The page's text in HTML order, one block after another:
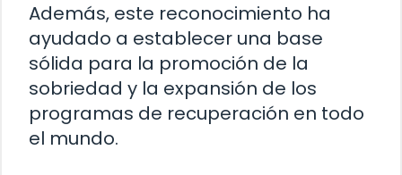
Además, este reconocimiento ha
ayudado a establecer una base
sólida para la promoción de la
sobriedad y la expansión de los
programas de recuperación en todo
el mundo.